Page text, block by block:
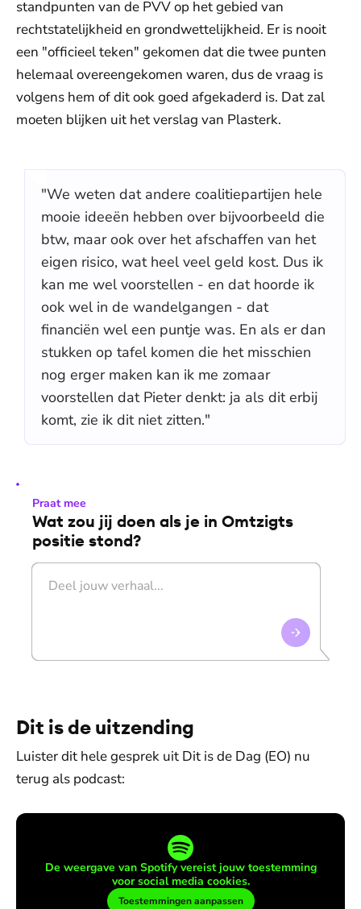
standpunten van de PVV op het gebied van
rechtstatelijkheid en grondwettelijkheid. Er is nooit
een "officieel teken" gekomen dat die twee punten
helemaal overeengekomen waren, dus de vraag is
volgens hem of dit ook goed afgekaderd is. Dat zal
moeten blijken uit het verslag van Plasterk.
"We weten dat andere coalitiepartijen hele
mooie ideeën hebben over bijvoorbeeld die
btw, maar ook over het afschaffen van het
eigen risico, wat heel veel geld kost. Dus ik
kan me wel voorstellen - en dat hoorde ik
ook wel in de wandelgangen - dat
financiën wel een puntje was. En als er dan
stukken op tafel komen die het misschien
nog erger maken kan ik me zomaar
voorstellen dat Pieter denkt: ja als dit erbij
komt, zie ik dit niet zitten."
Praat mee
Wat zou jij doen als je in Omtzigts
positie stond?
Dit is de uitzending
Luister dit hele gesprek uit Dit is de Dag (EO) nu
terug als podcast:
De weergave van Spotify vereist jouw toestemming
voor social media cookies.
Toestemmingen aanpassen